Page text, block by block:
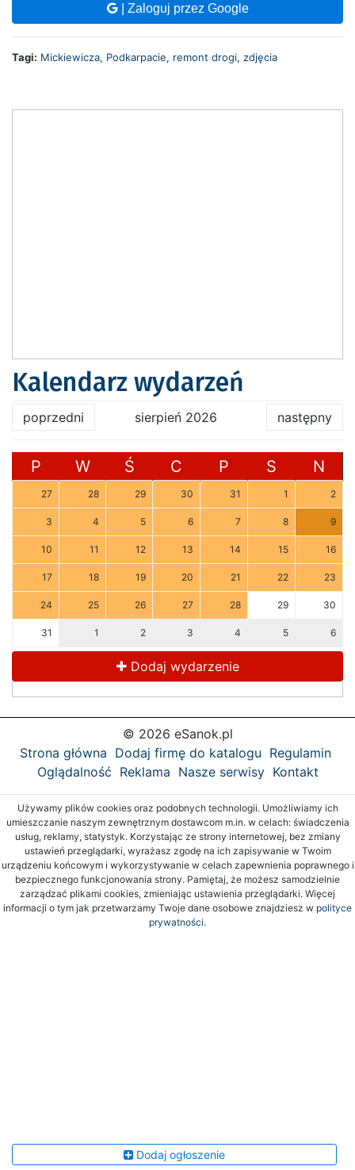
| Zaloguj przez Google
Tagi: Mickiewicza, Podkarpacie, remont drogi, zdjęcia
Kalendarz wydarzeń
poprzedni sierpień 2026 następny
P W Ś C P S N
27 28 29 30 31 1 2
3 4 5 6 7 8 9
10 11 12 13 14 15 16
17 18 19 20 21 22 23
24 25 26 27 28 29 30
31 1 2 3 4 5 6
Dodaj wydarzenie
© 2026 eSanok.pl
Strona główna Dodaj firmę do katalogu Regulamin
Oglądalność Reklama Nasze serwisy Kontakt
Używamy plików cookies oraz podobnych technologii. Umożliwiamy ich
umieszczanie naszym zewnętrznym dostawcom m.in. w celach: świadczenia
usług, reklamy, statystyk. Korzystając ze strony internetowej, bez zmiany
ustawień przeglądarki, wyrażasz zgodę na ich zapisywanie w Twoim
urządzeniu końcowym i wykorzystywanie w celach zapewnienia poprawnego i
bezpiecznego funkcjonowania strony. Pamiętaj, że możesz samodzielnie
zarządzać plikami cookies, zmieniając ustawienia przeglądarki. Więcej
informacji o tym jak przetwarzamy Twoje dane osobowe znajdziesz w polityce
prywatności.
Dodaj ogłoszenie